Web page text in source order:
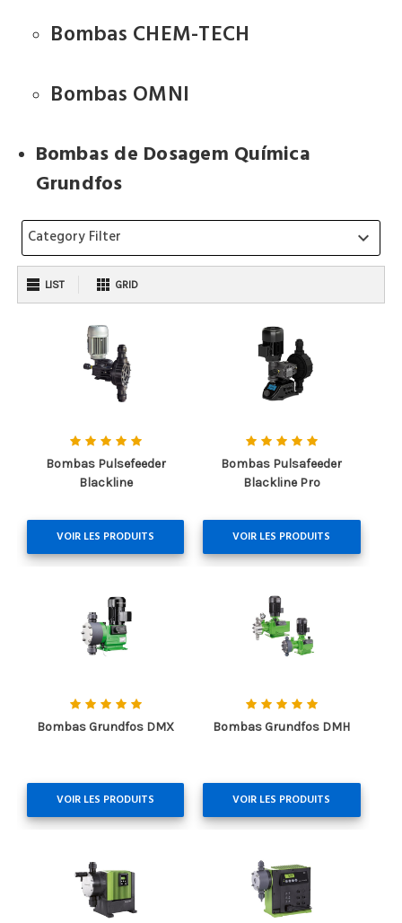
Bombas CHEM-TECH
Bombas OMNI
Bombas de Dosagem Química
Grundfos
Category Filter keyboard_arrow_down
LIST GRID
Bombas Pulsefeeder
Blackline
VOIR LES PRODUITS
Bombas Pulsafeeder
Blackline Pro
VOIR LES PRODUITS
Bombas Grundfos DMX
VOIR LES PRODUITS
Bombas Grundfos DMH
VOIR LES PRODUITS